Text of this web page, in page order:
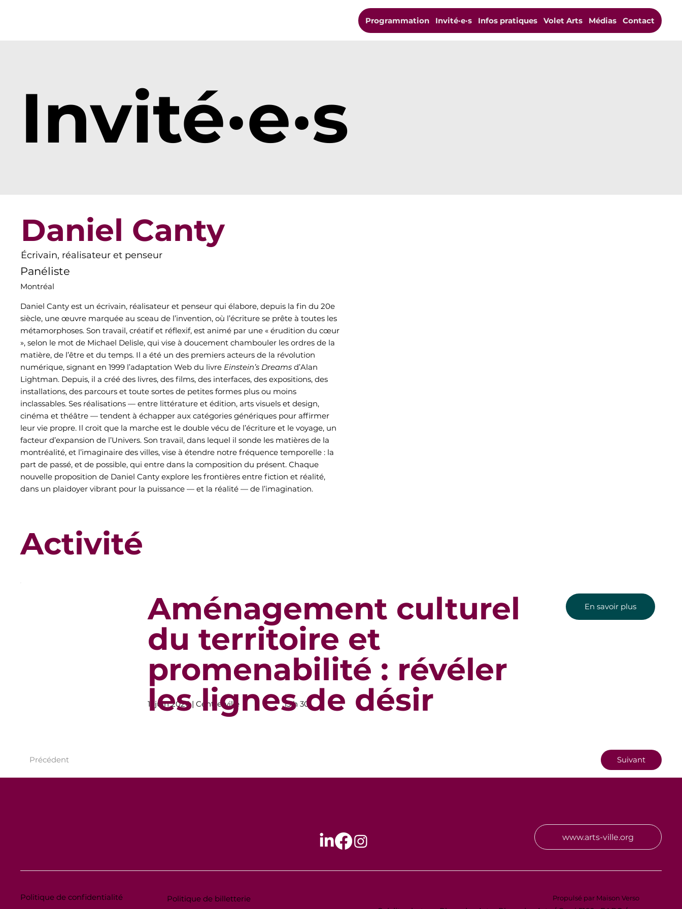
Programmation Invité·e·s Infos pratiques Volet Arts Médias Contact
Invité·e·s
Daniel Canty
Écrivain, réalisateur et penseur
Panéliste
Montréal
Daniel Canty est un écrivain, réalisateur et penseur qui élabore, depuis la fin du 20e
siècle, une œuvre marquée au sceau de l’invention, où l’écriture se prête à toutes les
métamorphoses. Son travail, créatif et réflexif, est animé par une « érudition du cœur
», selon le mot de Michael Delisle, qui vise à doucement chambouler les ordres de la
matière, de l’être et du temps. Il a été un des premiers acteurs de la révolution
numérique, signant en 1999 l’adaptation Web du livre Einstein’s Dreamsd’Alan
Lightman. Depuis, il a créé des livres, des films, des interfaces, des expositions, des
installations, des parcours et toute sortes de petites formes plus ou moins
inclassables. Ses réalisations — entre littérature et édition, arts visuels et design,
cinéma et théâtre — tendent à échapper aux catégories génériques pour affirmer
leur vie propre. Il croit que la marche est le double vécu de l’écriture et le voyage, un
facteur d’expansion de l’Univers. Son travail, dans lequel il sonde les matières de la
montréalité, et l’imaginaire des villes, vise à étendre notre fréquence temporelle : la
part de passé, et de possible, qui entre dans la composition du présent. Chaque
nouvelle proposition de Daniel Canty explore les frontières entre fiction et réalité,
dans un plaidoyer vibrant pour la puissance — et la réalité — de l’imagination.
En savoir plus
11 juin 2026 | Centre-ville 13 h 30
Aménagement culturel
du territoire et
promenabilité : révéler
les lignes de désir
Activité
Précédent Suivant
www.arts-ville.org
Politique de confidentialité
Politique de billetterie
Propulsé par Maison Verso